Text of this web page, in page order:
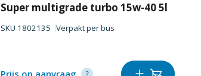
Super multigrade turbo 15w-40 5l
SKU 1802135 Verpakt perbus